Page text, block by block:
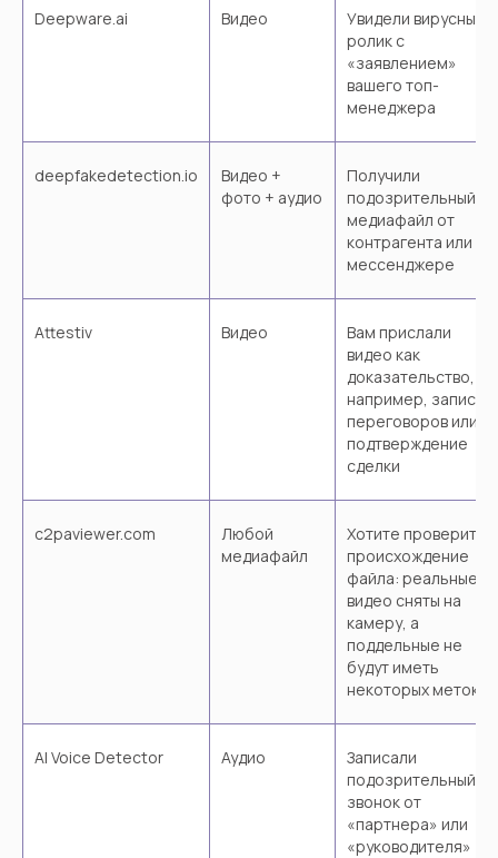
Deepware.ai Видео
Увидели вирусный
ролик с
«заявлением»
вашего топ-
менеджера
deepfakedetection.io
Видео +
фото + аудио
Получили
подозрительный
медиафайл от
контрагента или в
мессенджере
Attestiv Видео
Вам прислали
видео как
доказательство,
например, запись
переговоров или
подтверждение
сделки
c2paviewer.com
Любой
медиафайл
Хотите проверить
происхождение
файла: реальные
видео сняты на
камеру, а
поддельные не
будут иметь
некоторых меток
AI Voice Detector Аудио
Записали
подозрительный
звонок от
«партнера» или
«руководителя»
Нажимая на кнопку, вы даёте
согласие на обработку своих
и соглашаетесь
Отзывы
Блог
190961
ул., д. 28, литера А, пом. 1-Н.